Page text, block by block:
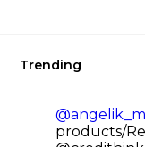
Trending
products/